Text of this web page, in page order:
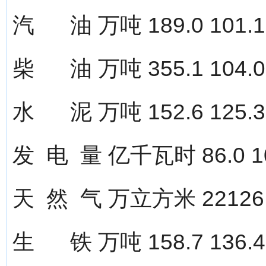
汽 油 万吨 189.0 101.1
柴 油 万吨 355.1 104.0
水 泥 万吨 152.6 125.3
发 电 量 亿千瓦时 86.0
天 然 气 万立方米
生 铁 万吨 158.7 136.4